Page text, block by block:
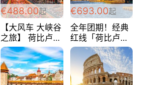
€488.00起
【大风车 大峡谷
之旅】 荷比卢德
法 巴黎上下 经
典五国四日游
488欧/人
€693.00起
全年团期！经典
红线「荷比卢德
法」七天循环 五
国 仅售99欧/人/
天！巴黎上下！
包拼房~